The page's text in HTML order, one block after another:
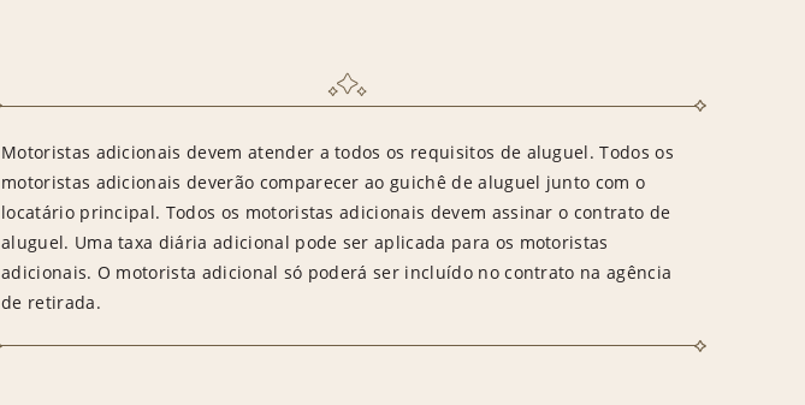
Motoristas adicionais devem atender a todos os requisitos de aluguel. Todos os
motoristas adicionais deverão comparecer ao guichê de aluguel junto com o
locatário principal. Todos os motoristas adicionais devem assinar o contrato de
aluguel. Uma taxa diária adicional pode ser aplicada para os motoristas
adicionais. O motorista adicional só poderá ser incluído no contrato na agência
de retirada.